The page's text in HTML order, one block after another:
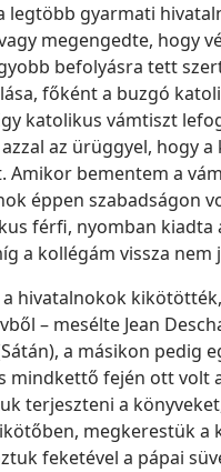
legtöbb gyarmati
megengedte, hogy
befolyásra tett
főként a buzgó
katolikus vámtiszt
az ürüggyel, hogy
bementem a
éppen szabadságon
férfi, nyomban kiadta
a kollégám vissza nem
a hivatalnokok
– mesélte Jean
a másikon pedig
mindkettő fején ott volt
terjeszteni a
megkerestük a
feketével a pápai